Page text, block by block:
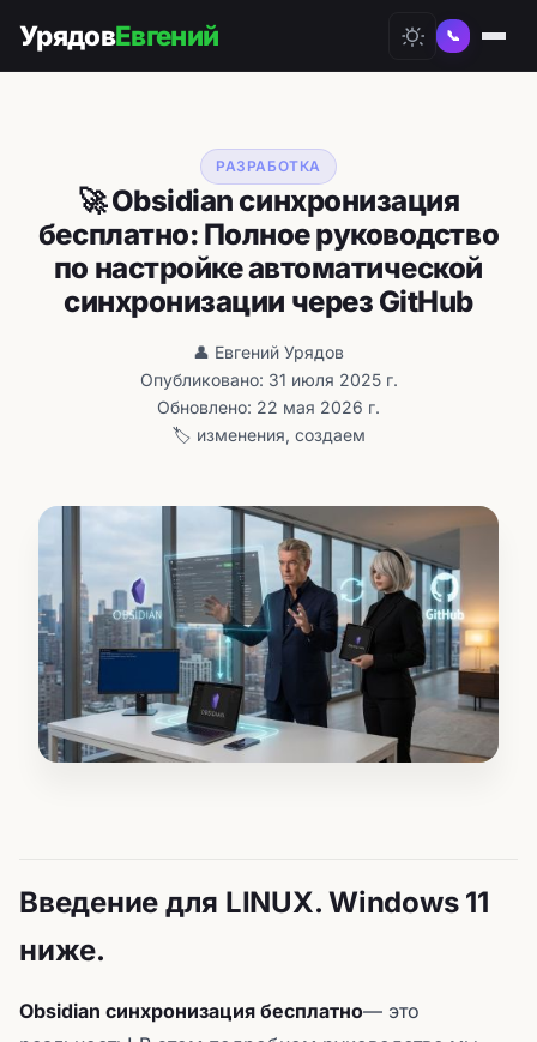
УрядовЕвгений 📞
РАЗРАБОТКА
🚀 Obsidian синхронизация
бесплатно: Полное руководство
по настройке автоматической
синхронизации через GitHub
👤 Евгений Урядов
Опубликовано: 31 июля 2025 г.
Обновлено: 22 мая 2026 г.
🏷️ изменения, создаем
Введение для LINUX. Windows 11
ниже.
Obsidian синхронизация бесплатно— это